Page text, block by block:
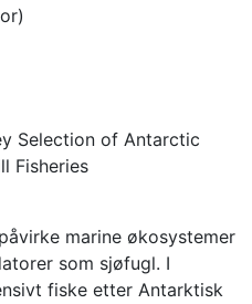
Selection of Antarctic
Fisheries
marine økosystemer
som sjøfugl. I
fiske etter Antarktisk